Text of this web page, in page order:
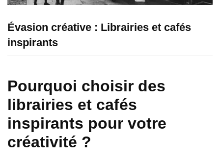
Évasion créative : Librairies et cafés
inspirants
Pourquoi choisir des
librairies et cafés
inspirants pour votre
créativité ?